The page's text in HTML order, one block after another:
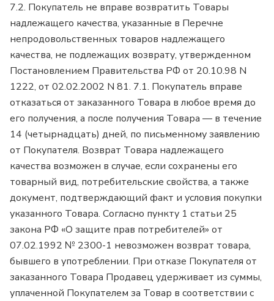
7.2. Покупатель не вправе возвратить Товары
надлежащего качества, указанные в Перечне
непродовольственных товаров надлежащего
качества, не подлежащих возврату, утвержденном
Постановлением Правительства РФ от 20.10.98 N
1222, от 02.02.2002 N 81. 7.1. Покупатель вправе
отказаться от заказанного Товара в любое время до
его получения, а после получения Товара — в течение
14 (четырнадцать) дней, по письменному заявлению
от Покупателя. Возврат Товара надлежащего
качества возможен в случае, если сохранены его
товарный вид, потребительские свойства, а также
документ, подтверждающий факт и условия покупки
указанного Товара. Согласно пункту 1 статьи 25
закона РФ «О защите прав потребителей» от
07.02.1992 № 2300-1 невозможен возврат товара,
бывшего в употреблении. При отказе Покупателя от
заказанного Товара Продавец удерживает из суммы,
уплаченной Покупателем за Товар в соответствии с